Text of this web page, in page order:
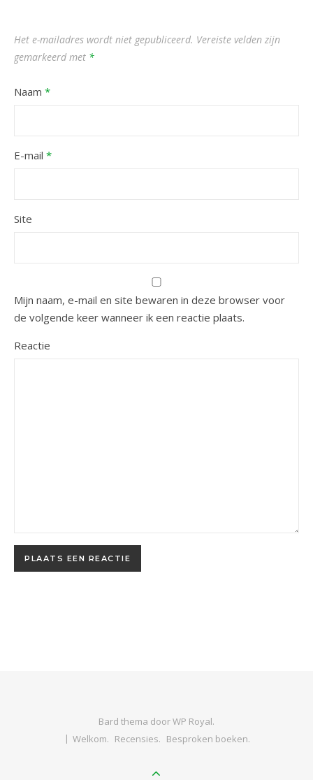
Het e-mailadres wordt niet gepubliceerd. Vereiste velden zijn
gemarkeerd met *
Naam *
E-mail *
Site
Mijn naam, e-mail en site bewaren in deze browser voor
de volgende keer wanneer ik een reactie plaats.
Reactie
Bard thema doorWP Royal.
Welkom. Recensies. Besproken boeken.